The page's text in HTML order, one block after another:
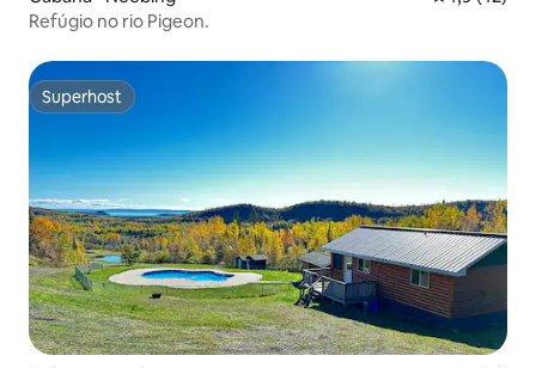
Refúgio no rio Pigeon.
Superhost
Superhost